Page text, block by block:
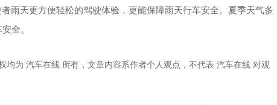
雨天更方便轻松的驾驶体验，更能保障雨天行车安全。夏季天气多
全。
均为 汽车在线 所有，文章内容系作者个人观点，不代表 汽车在线 对观